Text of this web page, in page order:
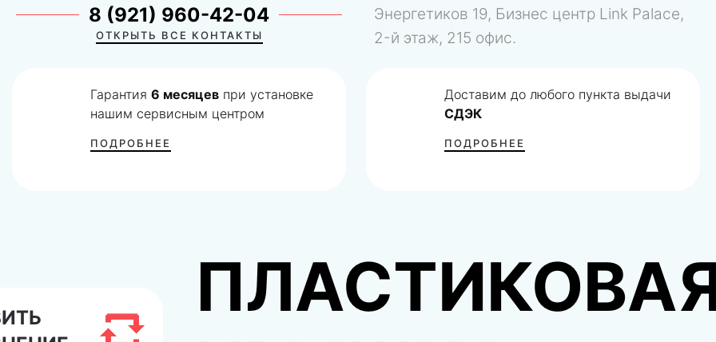
8 (921) 960-42-04
ОТКРЫТЬ ВСЕ КОНТАКТЫ
Энергетиков 19, Бизнес центр Link Palace,
2-й этаж, 215 офис.
Гарантия6 месяцев при установке
нашим сервисным центром
ПОДРОБНЕЕ
Доставим до любого пункта выдачи
СДЭК
ПОДРОБНЕЕ